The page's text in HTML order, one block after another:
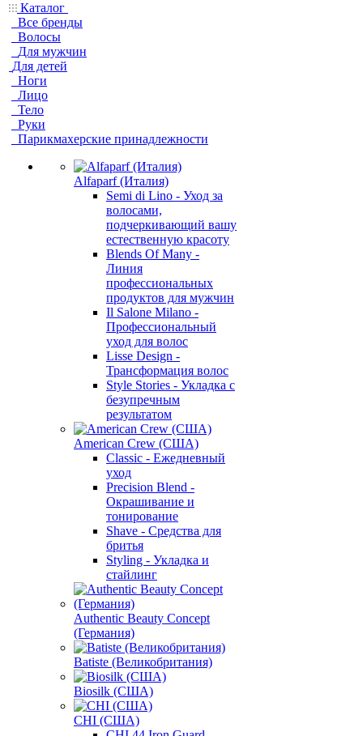
Каталог
Все бренды
Волосы
Для мужчин
Для детей
Ноги
Лицо
Тело
Руки
Парикмахерские принадлежности
Alfaparf (Италия)
Semi di Lino - Уход за
волосами,
подчеркивающий вашу
естественную красоту
Blends Of Many -
Линия
профессиональных
продуктов для мужчин
Il Salone Milano -
Профессиональный
уход для волос
Lisse Design -
Трансформация волос
Style Stories - Укладка с
безупречным
результатом
American Crew (США)
Classic - Ежедневный
уход
Precision Blend -
Окрашивание и
тонирование
Shave - Средства для
бритья
Styling - Укладка и
стайлинг
Authentic Beauty Concept
(Германия)
Batiste (Великобритания)
Biosilk (США)
CHI (США)